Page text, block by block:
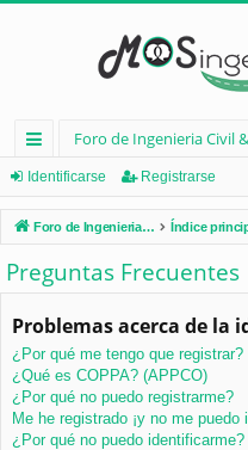
nl
ac
es
rá
pi
d
os
Foro de Ingenieria Civil
Identificarse Registrarse
Foro de Ingenieria Civil & Arquitectura Índice
Preguntas Frecuentes
Problemas acerca de la
¿Por qué me tengo que registrar?
¿Qué es COPPA? (APPCO)
¿Por qué no puedo registrarme?
Me he registrado ¡y no me puedo
¿Por qué no puedo identificarme?